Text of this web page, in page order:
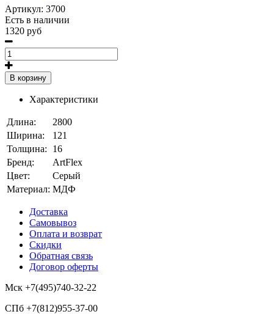
Артикул: 3700
Есть в наличии
1320 руб
В корзину
Характеристики
Длина:
2800
Ширина:
121
Толщина:
16
Бренд:
ArtFlex
Цвет:
Серый
Материал: МДФ
Доставка
Самовывоз
Оплата и возврат
Скидки
Обратная связь
Договор оферты
Мск +7(495)740-32-22
СПб +7(812)955-37-00